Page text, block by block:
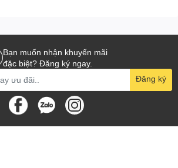
Bạn muốn nhận khuyến mãi
đặc biệt? Đăng ký ngay.
Đăng ký